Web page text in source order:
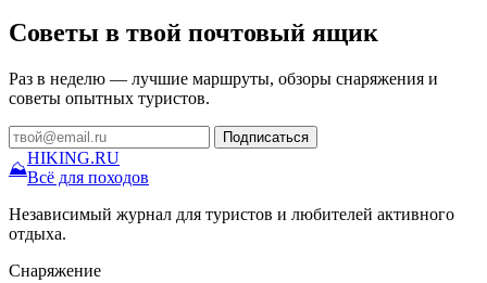
Советы в твой почтовый ящик
Раз в неделю — лучшие маршруты, обзоры снаряжения и
советы опытных туристов.
Подписаться
⛰
HIKING.RU
Всё для походов
Независимый журнал для туристов и любителей активного
отдыха.
Снаряжение